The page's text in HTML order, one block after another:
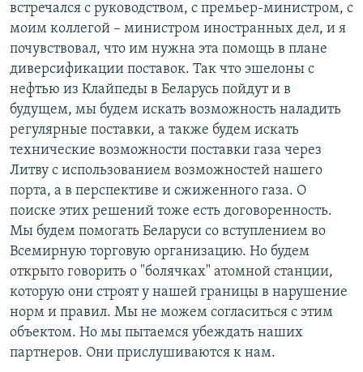
встречался с руководством, с премьер-министром, с
моим коллегой – министром иностранных дел, и я
почувствовал, что им нужна эта помощь в плане
диверсификации поставок. Так что эшелоны с
нефтью из Клайпеды в Беларусь пойдут и в
будущем, мы будем искать возможность наладить
регулярные поставки, а также будем искать
технические возможности поставки газа через
Литву с использованием возможностей нашего
порта, а в перспективе и сжиженного газа. О
поиске этих решений тоже есть договоренность.
Мы будем помогать Беларуси со вступлением во
Всемирную торговую организацию. Но будем
открыто говорить о "болячках" атомной станции,
которую они строят у нашей границы в нарушение
норм и правил. Мы не можем согласиться с этим
объектом. Но мы пытаемся убеждать наших
партнеров. Они прислушиваются к нам.